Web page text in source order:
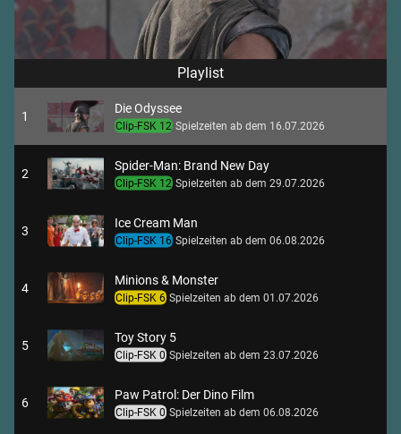
Playlist
1
Die Odyssee
Clip-FSK 12 Spielzeiten ab dem 16.07.2026
2
Spider-Man: Brand New Day
Clip-FSK 12 Spielzeiten ab dem 29.07.2026
3
Ice Cream Man
Clip-FSK 16 Spielzeiten ab dem 06.08.2026
4
Minions & Monster
Clip-FSK 6 Spielzeiten ab dem 01.07.2026
5
Toy Story 5
Clip-FSK 0 Spielzeiten ab dem 23.07.2026
6
Paw Patrol: Der Dino Film
Clip-FSK 0 Spielzeiten ab dem 06.08.2026